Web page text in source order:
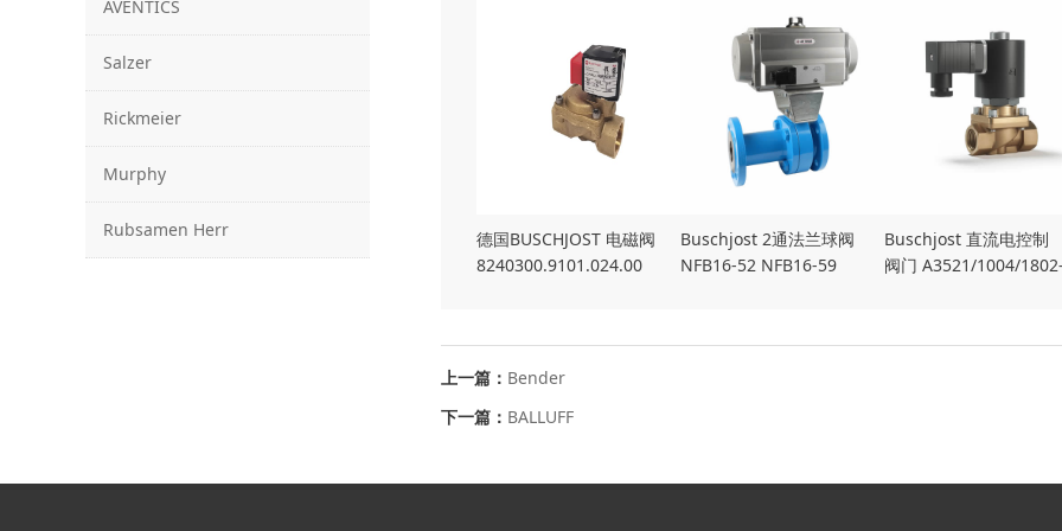
AVENTICS
Salzer
Rickmeier
Murphy
Rubsamen Herr
德国BUSCHJOST 电磁阀
8240300.9101.024.00
Buschjost 2通法兰球阀
NFB16-52 NFB16-59
Buschjost 直流电控制
阀门 A3521/1004/1802-
上一篇： Bender
下一篇： BALLUFF